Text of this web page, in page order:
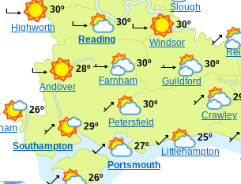
Southampton
29º
Reading
30º
Portsmouth
27º
Slough
Crawley
Guildford
30º
Littlehampton
25º
Andover
28º
Farnham
30º
26º
Petersfield
30º
Highworth
30º
Windsor
30º
26º